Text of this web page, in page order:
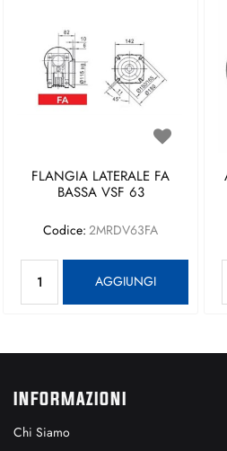
FLANGIA LATERALE FA
BASSA VSF 63
Codice: 2MRDV63FA
AGGIUNGI
INFORMAZIONI
Chi Siamo